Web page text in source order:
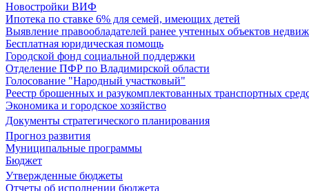
Новостройки ВИФ
Ипотека по ставке 6% для семей, имеющих детей
Выявление правообладателей ранее учтенных объектов
Бесплатная юридическая помощь
Городской фонд социальной поддержки
Отделение ПФР по Владимирской области
Голосование "Народный участковый"
Реестр брошенных и разукомплектованных транспортных
Экономика и городское хозяйство
Документы стратегического планирования
Прогноз развития
Муниципальные программы
Бюджет
Утвержденные бюджеты
Отчеты об исполнении бюджета